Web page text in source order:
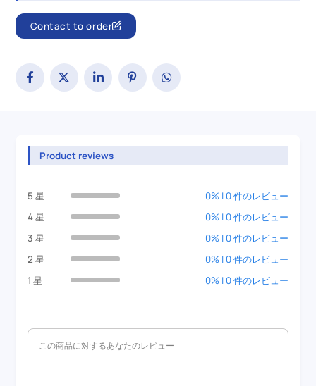
Contact to order
Product reviews
5 星
0% | 0 件のレビュー
4 星
0% | 0 件のレビュー
3 星
0% | 0 件のレビュー
2 星
0% | 0 件のレビュー
1 星
0% | 0 件のレビュー